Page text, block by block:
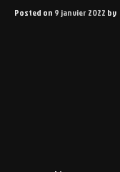
Posted on 9 janvier 2022 by